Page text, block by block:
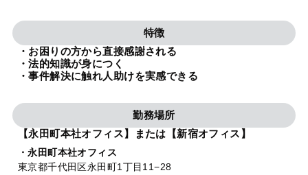
特徴
・お困りの方から直接感謝される
・法的知識が身につく
・事件解決に触れ人助けを実感できる
勤務場所
【永田町本社オフィス】または【新宿オフィス】
・永田町本社オフィス
東京都千代田区永田町1丁目11−28